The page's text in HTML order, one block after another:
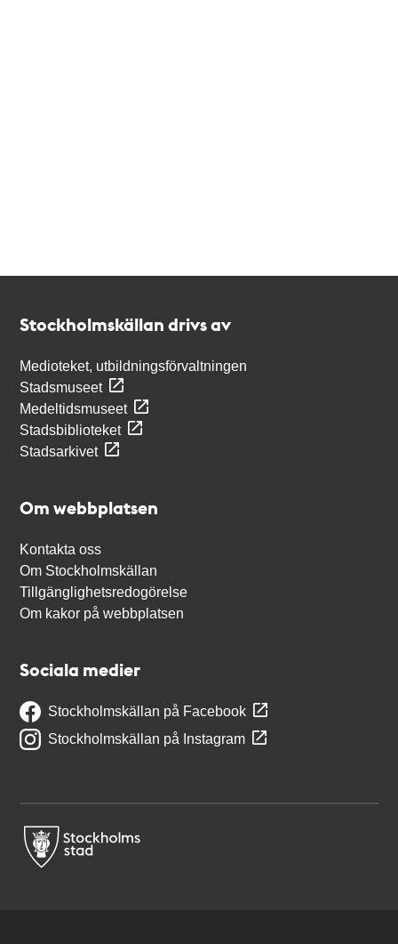
Stockholmskällan drivs av
Medioteket, utbildningsförvaltningen
Stadsmuseet
Medeltidsmuseet
Stadsbiblioteket
Stadsarkivet
Om webbplatsen
Kontakta oss
Om Stockholmskällan
Tillgänglighetsredogörelse
Om kakor på webbplatsen
Sociala medier
Stockholmskällan på Facebook
Stockholmskällan på Instagram